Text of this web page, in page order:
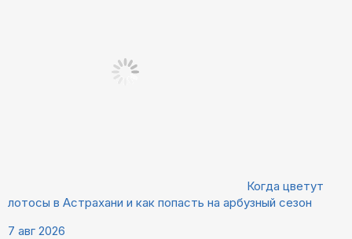
Когда цветут
лотосы в Астрахани и как попасть на арбузный сезон
7 авг 2026